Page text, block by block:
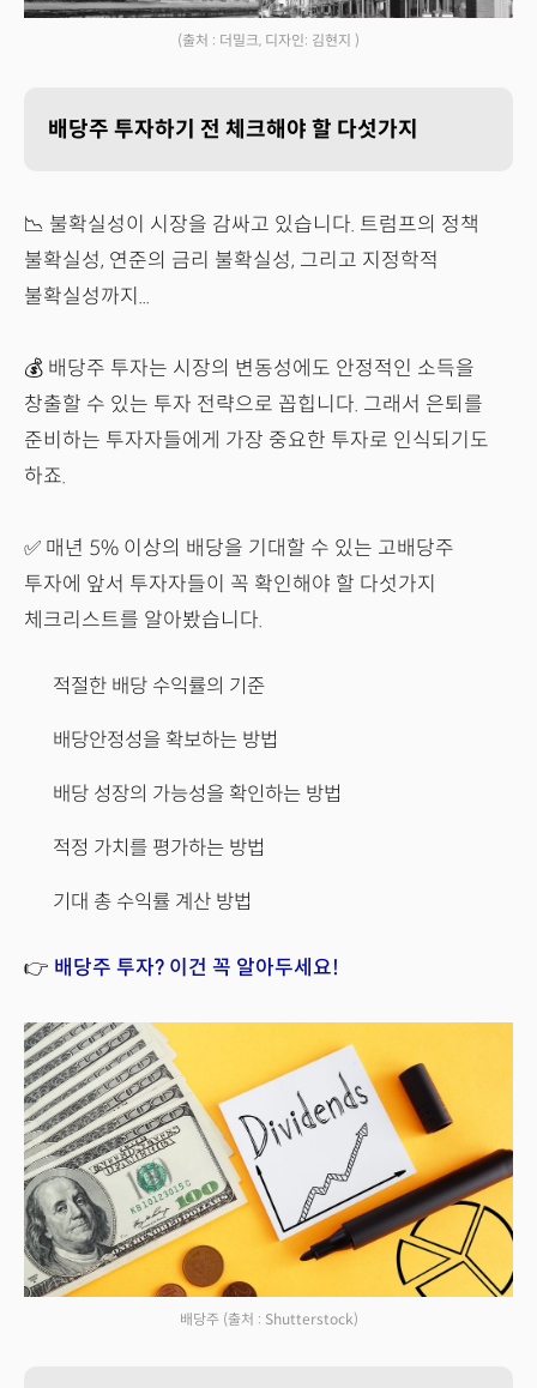
(출처 : 더밀크, 디자인: 김현지 )
배당주 투자하기 전 체크해야 할 다섯가지
📉 불확실성이 시장을 감싸고 있습니다. 트럼프의 정책
불확실성, 연준의 금리 불확실성, 그리고 지정학적
불확실성까지...
💰 배당주 투자는 시장의 변동성에도 안정적인 소득을
창출할 수 있는 투자 전략으로 꼽힙니다. 그래서 은퇴를
준비하는 투자자들에게 가장 중요한 투자로 인식되기도
하죠.
✅ 매년 5% 이상의 배당을 기대할 수 있는 고배당주
투자에 앞서 투자자들이 꼭 확인해야 할 다섯가지
체크리스트를 알아봤습니다.
적절한 배당 수익률의 기준
배당안정성을 확보하는 방법
배당 성장의 가능성을 확인하는 방법
적정 가치를 평가하는 방법
기대 총 수익률 계산 방법
👉 배당주 투자? 이건 꼭 알아두세요!
배당주 (출처 : Shutterstock)